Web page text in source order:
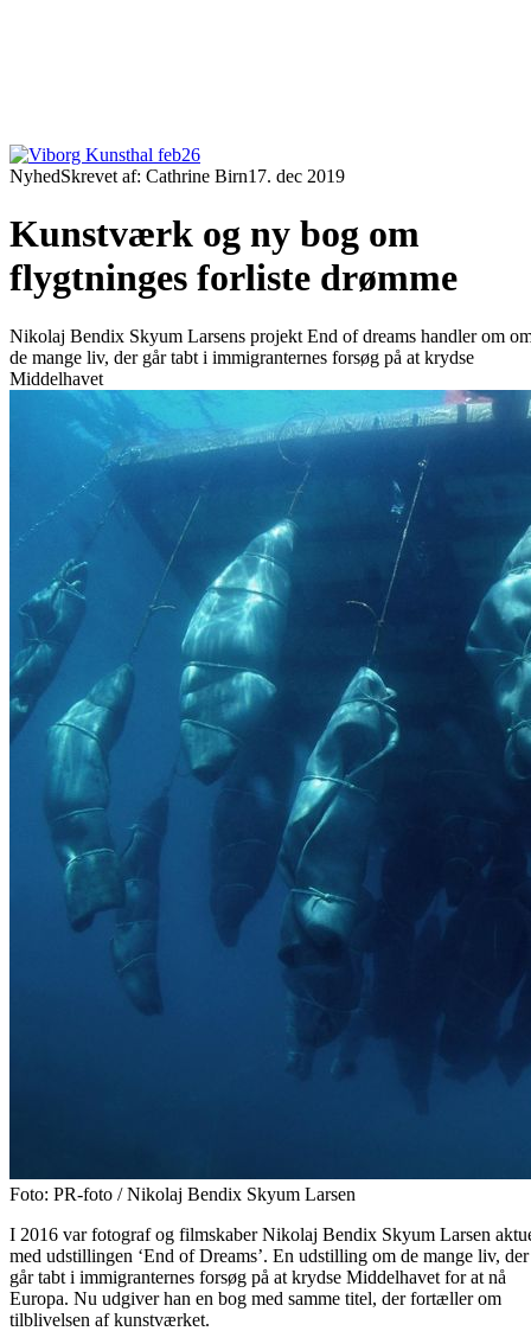
NyhedSkrevet af: Cathrine Birn17. dec 2019
Kunstværk og ny bog om
flygtninges forliste drømme
Nikolaj Bendix Skyum Larsens projekt End of dreams handler om
de mange liv, der går tabt i immigranternes forsøg på at krydse
Middelhavet
Foto: PR-foto / Nikolaj Bendix Skyum Larsen
I 2016 var fotograf og filmskaber Nikolaj Bendix Skyum Larsen
med udstillingen ‘End of Dreams’. En udstilling om de mange liv, der
går tabt i immigranternes forsøg på at krydse Middelhavet for at nå
Europa. Nu udgiver han en bog med samme titel, der fortæller om
tilblivelsen af kunstværket.